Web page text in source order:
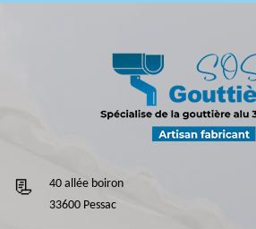
40 allée boiron
33600 Pessac